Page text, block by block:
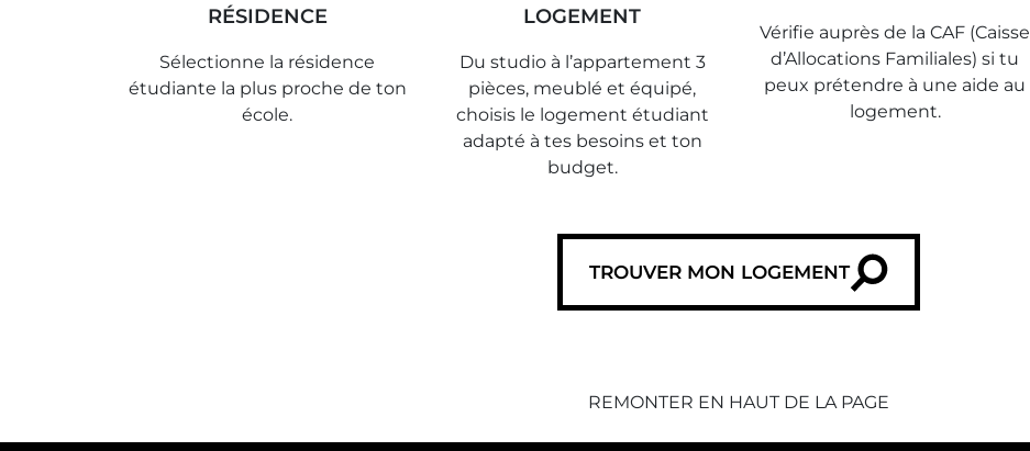
RÉSIDENCE
Sélectionne la résidence
étudiante la plus proche de ton
école.
LOGEMENT
Du studio à l’appartement 3
pièces, meublé et équipé,
choisis le logement étudiant
adapté à tes besoins et ton
budget.
Vérifie auprès de la CAF (Caisse
d’Allocations Familiales) si tu
peux prétendre à une aide au
logement.
TROUVER MON LOGEMENT
REMONTER EN HAUT DE LA PAGE